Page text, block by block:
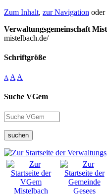
Zum Inhalt, zur Navigation oder
Verwaltungsgemeinschaft
mistelbach.de/
Schriftgröße
A A A
Suche VGem
suchen